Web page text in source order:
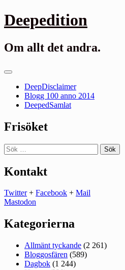
Gå
till
Deepedition
Om allt det andra.
Primär
DeepDisclaimer
Blogg 100 anno 2014
DeepedSamlat
Frisöket
Sök
efter:
Kontakt
Twitter+ Facebook + Mail
Mastodon
Kategorierna
Allmänt tyckande (2 261)
Bloggosfären (589)
Dagbok (1 244)